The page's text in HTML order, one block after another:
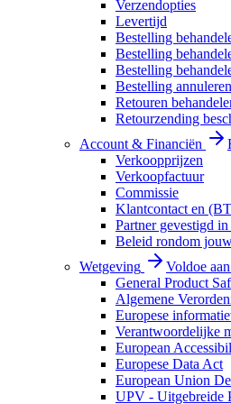
Verzendopties
Levertijd
Bestelling
Bestelling
Bestelling
Bestelling annuleren
Retouren
Retourzending
Account & Financiën
Verkoopprijzen
Verkoopfactuur
Commissie
Klantcontact en
Partner gevestigd
Beleid rondom
Wetgeving
Voldoe
General Product
Algemene
Europese
Verantwoordelijke
European
Europese Data Act
European Union
UPV - Uitgebreide